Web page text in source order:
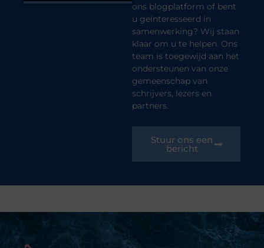
ons blogplatform of bent
u geïnteresseerd in
samenwerking? Wij staan
klaar om u te helpen. Ons
team is toegewijd aan het
ondersteunen van onze
gemeenschap van
schrijvers, lezers en
partners.
Stuur ons een
bericht